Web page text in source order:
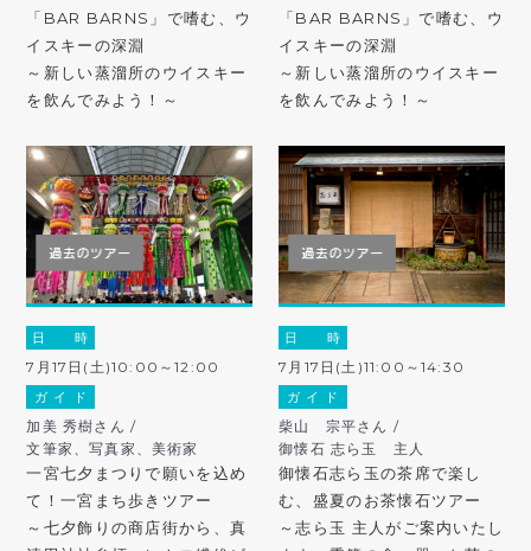
「BAR BARNS」で嗜む、ウ
イスキーの深淵
～新しい蒸溜所のウイスキー
を飲んでみよう！～
「BAR BARNS」で嗜む、ウ
イスキーの深淵
～新しい蒸溜所のウイスキー
を飲んでみよう！～
日 時
7月17日(土)10:00～12:00
ガ イ ド
加美 秀樹さん /
文筆家、写真家、美術家
一宮七夕まつりで願いを込め
て！一宮まち歩きツアー
～七夕飾りの商店街から、真
日 時
7月17日(土)11:00～14:30
ガ イ ド
柴山 宗平さん /
御懐石 志ら玉 主人
御懐石志ら玉の茶席で楽し
む、盛夏のお茶懐石ツアー
～志ら玉 主人がご案内いたし